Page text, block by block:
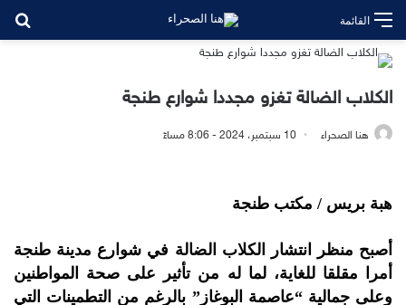
القائمة
الكلاب الضالة تغزو مجددا شوارع طنجة
هنا الصحراء 10 سبتمبر، 2024 - 8:06 مساءً
هبة بريس / مكتب طنجة
أصبح منظر انتشار الكلاب الضالة في شوارع مدينة طنجة
أمرا مقلقا للغاية، لما له من تأثير على صحة المواطنين
وعلى جمالية “عاصمة البوغاز” بالرغم من التطمينات التي